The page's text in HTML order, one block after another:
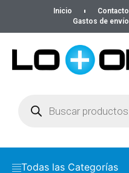
Inicio Contacto
Gastos de envío
Todas las Categorías